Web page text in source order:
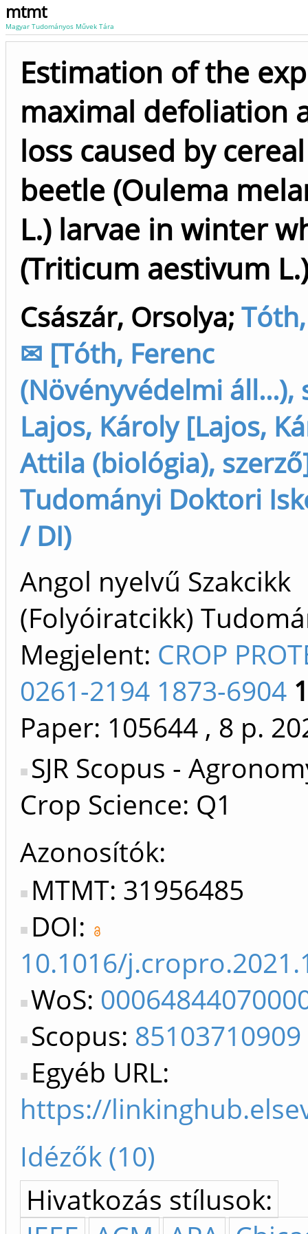
mtmt
Magyar Tudományos Művek Tára
Estimation of the
maximal defoliation
loss caused by
beetle (Oulema
L.) larvae in winter
(Triticum aestivum L.)
Császár, Orsolya;
✉ [Tóth, Ferenc
(Növényvédelmi áll...),
Lajos, Károly [Lajos,
Attila (biológia),
Tudományi Doktori
/ DI)
Angol nyelvű Szakcikk
(Folyóiratcikk)
Megjelent: CROP
0261-2194 1873-6904
Paper: 105644 , 8 p.
SJR Scopus -
Crop Science: Q1
Azonosítók
MTMT: 31956485
DOI:
10.1016/
WoS:
Scopus: 85103710909
Egyéb URL:
https://
Idézők (10)
Hivatkozás stílusok: